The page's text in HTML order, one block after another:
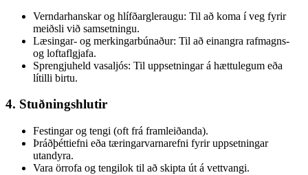
Verndarhanskar og hlífðargleraugu: Til að koma í veg fyrir
meiðsli við samsetningu.
Læsingar- og merkingarbúnaður: Til að einangra rafmagns-
og loftaflgjafa.
Sprengjuheld vasaljós: Til uppsetningar á hættulegum eða
lítilli birtu.
4. Stuðningshlutir
Festingar og tengi (oft frá framleiðanda).
Þráðþéttiefni eða tæringarvarnarefni fyrir uppsetningar
utandyra.
Vara örrofa og tengilok til að skipta út á vettvangi.